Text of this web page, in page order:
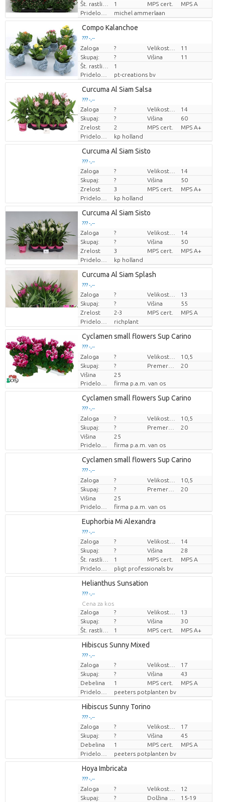
Loading...
??? -,--
Cena za kos
Loading...
??? -,--
Cena za kos
Loading...
??? -,--
Cena za kos
Loading...
??? -,--
Cena za kos
Loading...
??? -,--
Cena za kos
Loading...
??? -,--
Cena za kos
Loading...
??? -,--
Cena za kos
Loading...
??? -,--
Cena za kos
Loading...
??? -,--
Cena za kos
Loading...
??? -,--
Cena za kos
Loading...
??? -,--
Cena za kos
Loading...
??? -,--
Cena za kos
Loading...
??? -,--
Cena za kos
1 MPS cert.
MPS A
michel ammerlaan
Compo Kalanchoe
??? -,--
Cena za kos
Zaloga ?
11
Skupaj:
? Višina
11
1
pt-creations bv
Curcuma Al Siam Salsa
??? -,--
Cena za kos
Zaloga ?
14
Skupaj:
? Višina
60
Zrelost
2 MPS cert.
MPS A+
kp holland
Curcuma Al Siam Sisto
??? -,--
Cena za kos
Zaloga ?
14
Skupaj:
? Višina
50
Zrelost
3 MPS cert.
MPS A+
kp holland
Curcuma Al Siam Sisto
??? -,--
Cena za kos
Zaloga ?
14
Skupaj:
? Višina
50
Zrelost
3 MPS cert.
MPS A+
kp holland
Curcuma Al Siam Splash
??? -,--
Cena za kos
Zaloga ?
13
Skupaj:
? Višina
55
Zrelost
2-3 MPS cert.
MPS A
richplant
Cyclamen small flowers Sup Carino
??? -,--
Cena za kos
Zaloga ?
10,5
Skupaj:
?
20
Višina
25
firma p.a.m. van os
Cyclamen small flowers Sup Carino
??? -,--
Cena za kos
Zaloga ?
10,5
Skupaj:
?
20
Višina
25
firma p.a.m. van os
Cyclamen small flowers Sup Carino
??? -,--
Cena za kos
Zaloga ?
10,5
Skupaj:
?
20
Višina
25
firma p.a.m. van os
Euphorbia Mi Alexandra
??? -,--
Cena za kos
Zaloga ?
14
Skupaj:
? Višina
28
1 MPS cert.
MPS A
pligt professionals bv
Helianthus Sunsation
??? -,--
Cena za kos
Zaloga
?
13
Skupaj:
? Višina
30
1 MPS cert. MPS A+
Hibiscus Sunny Mixed
??? -,--
Cena za kos
Zaloga ?
17
Skupaj:
? Višina
43
Debelina
1 MPS cert.
MPS A
peeters potplanten bv
Hibiscus Sunny Torino
??? -,--
Cena za kos
Zaloga ?
17
Skupaj:
? Višina
45
Debelina
1 MPS cert.
MPS A
peeters potplanten bv
Hoya Imbricata
??? -,--
Cena za kos
Zaloga ?
12
Skupaj:
?
15-19